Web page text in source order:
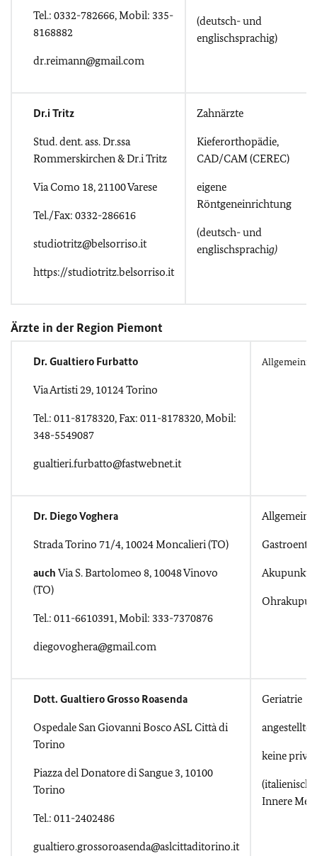
Tel.: 0332-782666, Mobil: 335-
8168882
dr.reimann@gmail.com
(deutsch- und
englischsprachig)
Dr.i Tritz
Stud. dent. ass. Dr.ssa
Rommerskirchen & Dr.i Tritz
Via Como 18, 21100 Varese
Tel./Fax: 0332-286616
studiotritz@belsorriso.it
https://studiotritz.belsorriso.it
Zahnärzte
Kieferorthopädie,
CAD/CAM (CEREC)
eigene
Röntgeneinrichtung
(deutsch- und
englischsprachig)
Ärzte in der Region Piemont
Dr. Gualtiero Furbatto
Via Artisti 29, 10124 Torino
Tel.: 011-8178320, Fax: 011-8178320, Mobil:
348-5549087
gualtieri.furbatto@fastwebnet.it
Dr. Diego Voghera
Strada Torino 71/4, 10024 Moncalieri (TO)
auch Via S. Bartolomeo 8, 10048 Vinovo
(TO)
Tel.: 011-6610391, Mobil: 333-7370876
diegovoghera@gmail.com
Dott. Gualtiero Grosso Roasenda
Ospedale San Giovanni Bosco ASL Città di
Torino
Piazza del Donatore di Sangue 3, 10100
Torino
Tel.: 011-2402486
gualtiero.grossoroasenda@aslcittaditorino.it
Geriatrie
keine
Innere